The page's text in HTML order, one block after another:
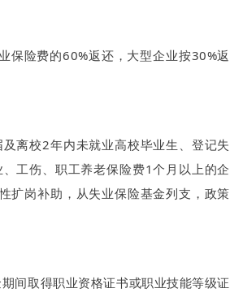
险费的60%返还，大型企业按30%返
校2年内未就业高校毕业生、登记失
工伤、职工养老保险费1个月以上的企
扩岗补助，从失业保险基金列支，政策
取得职业资格证书或职业技能等级证